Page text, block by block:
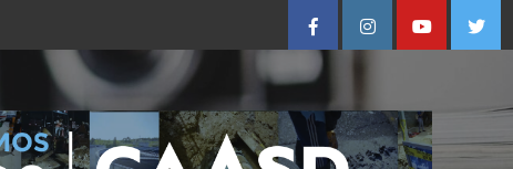
FacebookInstagramYoutube